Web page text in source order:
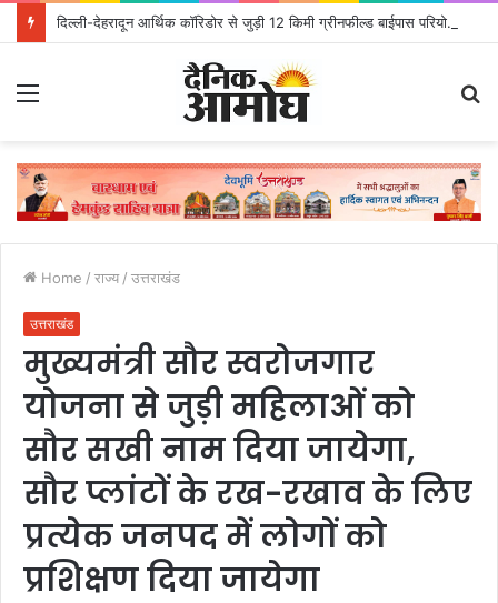
दिल्ली-देहरादून आर्थिक कॉरिडोर से जुड़ी 12 किमी ग्रीनफील्ड बाईपास परियोजना का डीएम ने किया निरीक्षण; समयबद्ध एवं गुणवत्तापूर्ण निर्माण सुनिश्चित करने के निर्देश, सुरक्षा मानकों से कोई समझौता नहींः डीएम
Home / राज्य / उत्तराखंड
उत्तराखंड
मुख्यमंत्री सौर स्वरोजगार
योजना से जुड़ी महिलाओं को
सौर सखी नाम दिया जायेगा,
सौर प्लांटों के रख-रखाव के लिए
प्रत्येक जनपद में लोगों को
प्रशिक्षण दिया जायेगा